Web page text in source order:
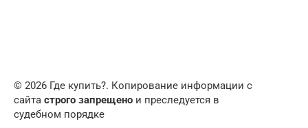
© 2026 Где купить?. Копирование информации с
сайта строго запрещено и преследуется в
судебном порядке